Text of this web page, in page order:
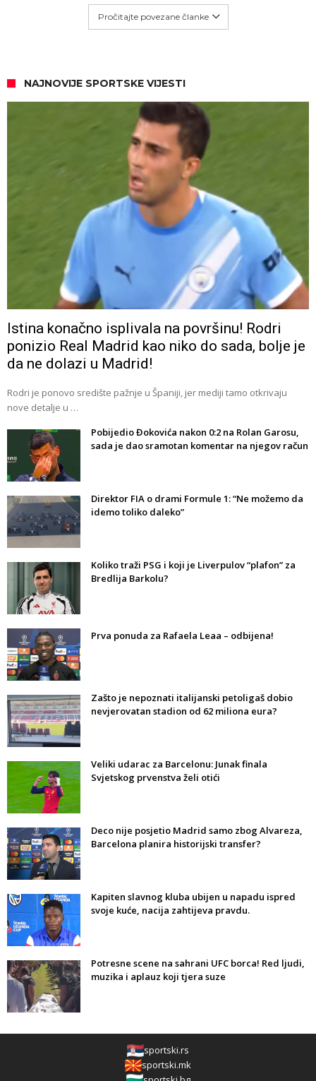
Pročitajte povezane članke
NAJNOVIJE SPORTSKE VIJESTI
Istina konačno isplivala na površinu! Rodri
ponizio Real Madrid kao niko do sada, bolje je
da ne dolazi u Madrid!
Rodri je ponovo središte pažnje u Španiji, jer mediji tamo otkrivaju
nove detalje u …
Pobijedio Đokovića nakon 0:2 na Rolan Garosu,
sada je dao sramotan komentar na njegov račun
Direktor FIA o drami Formule 1: “Ne možemo da
idemo toliko daleko”
Koliko traži PSG i koji je Liverpulov “plafon” za
Bredlija Barkolu?
Prva ponuda za Rafaela Leaa – odbijena!
Zašto je nepoznati italijanski petoligaš dobio
nevjerovatan stadion od 62 miliona eura?
Veliki udarac za Barcelonu: Junak finala
Svjetskog prvenstva želi otići
Deco nije posjetio Madrid samo zbog Alvareza,
Barcelona planira historijski transfer?
Kapiten slavnog kluba ubijen u napadu ispred
svoje kuće, nacija zahtijeva pravdu.
Potresne scene na sahrani UFC borca! Red ljudi,
muzika i aplauz koji tjera suze
sportski.rs
sportski.mk